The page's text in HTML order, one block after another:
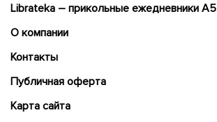
Librateka – прикольные ежедневники А5
О компании
Контакты
Публичная оферта
Карта сайта